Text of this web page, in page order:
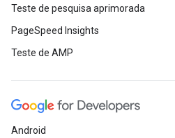
Teste de pesquisa aprimorada
PageSpeed Insights
Teste de AMP
Android